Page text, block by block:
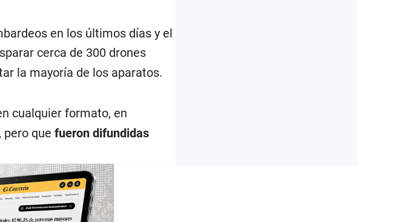
en los últimos días y el
cerca de 300 drones
la mayoría de los aparatos.
cualquier formato, en
que fueron difundidas